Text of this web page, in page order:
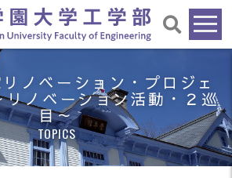
ノベーション・プロジェ
ノベーション活動・２巡
目～
TOPICS